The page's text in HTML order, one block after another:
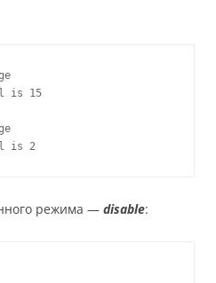
is 15
is 2
режима — disable: